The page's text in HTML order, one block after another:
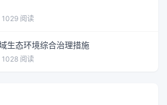
阅读
生态环境综合治理措施
阅读